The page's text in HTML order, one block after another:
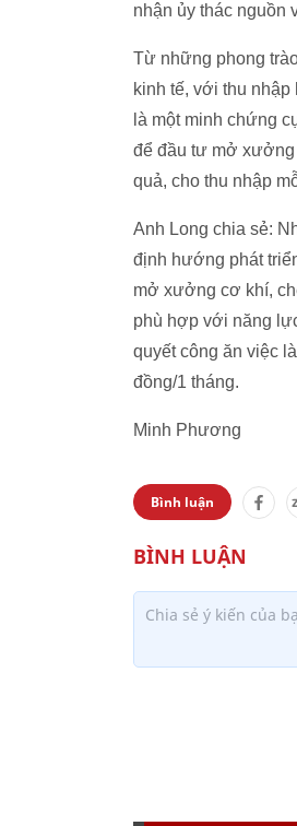
nhận ủy thác nguồn
Từ những phong
kinh tế, với thu
là một minh chứng
để đầu tư mở xưởng
quả, cho thu nhập
Anh Long chia sẻ:
định hướng phát
mở xưởng cơ khí,
phù hợp với năng
quyết công ăn việc
đồng/1 tháng.
Minh Phương
Bình luận